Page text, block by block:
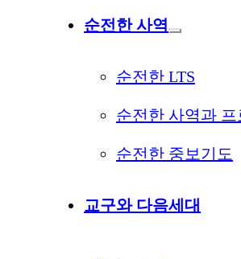
순전한 사역
순전한 LTS
순전한 사역과 프
순전한 중보기도
교구와 다음세대